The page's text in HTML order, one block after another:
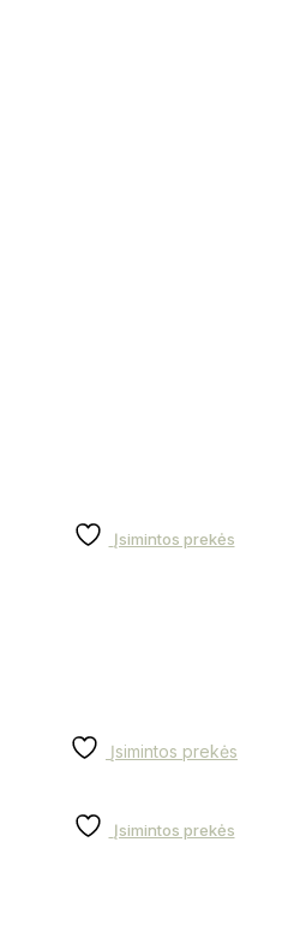
Įsimintos prekės
Įsimintos prekės
Įsimintos prekės